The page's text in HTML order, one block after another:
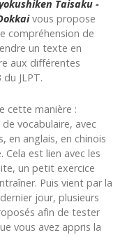
Taisaku -
vous propose
compréhension de
un texte en
aux différentes
JLPT.
cette manière :
vocabulaire, avec
en anglais, en chinois
est lien avec les
un petit exercice
Puis vient par la
jour, plusieurs
afin de tester
vous avez appris la